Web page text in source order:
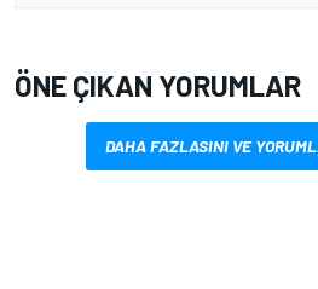
ÖNE ÇIKAN YORUMLAR
DAHA FAZLASINI VE